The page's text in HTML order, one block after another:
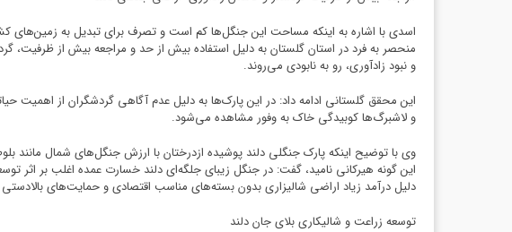
اسدی با اشاره به اینکه مساحت این جنگل‌ها کم است و تصرف برای تبدیل به
منحصر به فرد در استان گلستان به دلیل استفاده بیش از حد و مراجعه بیش از ظرفیت،
و نبود زادآوری، رو به نابودی ‌می‌روند.
این محقق گلستانی ادامه داد: در این پارک‌ها به دلیل عدم آگاهی گردشگران از
و لاشبرگ‌ها کوبیدگی خاک به وفور مشاهده می‌شود.
وی با توضیح اینکه پارک جنگلی دلند پوشیده ازدرختان با ارزش جنگل‌های شمال مانند
این گونه هیرکانی نامید، گفت: در جنگل زیبای جلگه‌ای دلند خسارت عمده اغلب بر اثر
دلیل درآمد زیاد اراضی شالیزاری بدون بسته‌های مناسب اقتصادی و حمایت‌های
توسعه زراعت و شالیکاری بلای جان دلند